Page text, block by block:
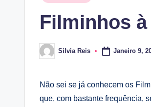
Filminhos
Posted
by
Silvia Reis Janeiro 9,
Não sei se já conhecem os
que, com bastante frequência,